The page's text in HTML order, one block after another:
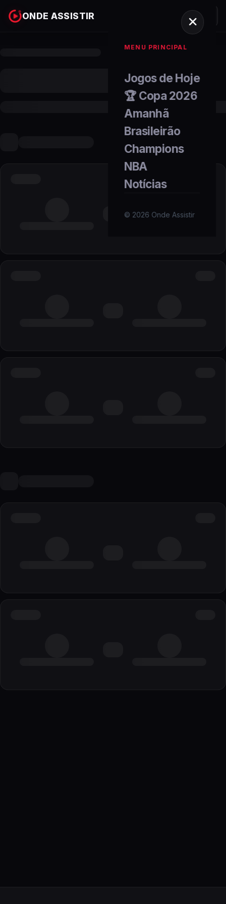
ONDE ASSISTIR
MENU PRINCIPAL
Jogos de Hoje
🏆 Copa 2026
Amanhã
Brasileirão
Champions
NBA
Notícias
© 2026 Onde Assistir